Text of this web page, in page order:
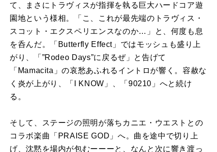
て、まさにトラヴィスが指揮を執る巨大ハードコア遊
園地という様相。「こ、これが最先端のトラヴィス・
スコット・エクスペリエンスなのか…」と、何度も息
を呑んだ。「Butterfly Effect」ではモッシュも盛り上
がり、「”Rodeo Days”に戻るぜ」と告げて
「Mamacita」の哀愁あふれるイントロが響く。容赦な
く炎が上がり、「I KNOW」、「90210」へと続け
る。
そして、ステージの照明が落ちカニエ・ウエストとの
コラボ楽曲「PRAISE GOD」へ。曲を途中で切り上
げ、沈黙を場内が包むーーーと、なんと次に響き渡っ